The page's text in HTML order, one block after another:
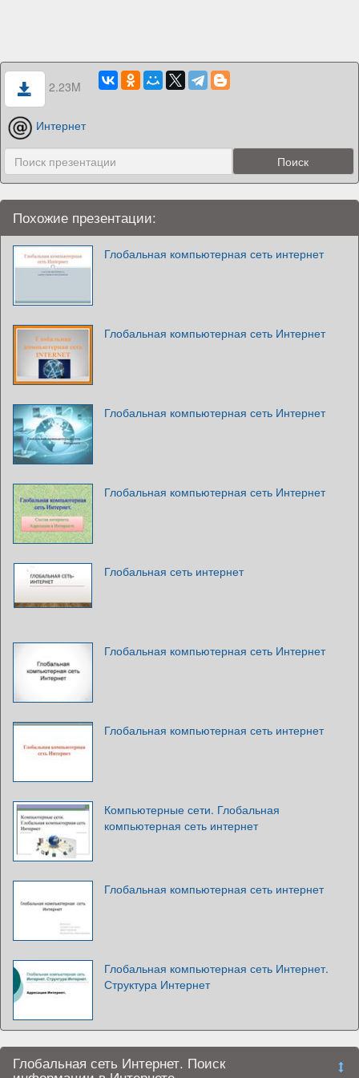
2.23M
Интернет
Похожие презентации:
Глобальная компьютерная сеть интернет
Глобальная компьютерная сеть Интернет
Глобальная компьютерная сеть Интернет
Глобальная компьютерная сеть Интернет
Глобальная сеть интернет
Глобальная компьютерная сеть Интернет
Глобальная компьютерная сеть интернет
Компьютерные сети. Глобальная
компьютерная сеть интернет
Глобальная компьютерная сеть интернет
Глобальная компьютерная сеть Интернет.
Структура Интернет
Глобальная сеть Интернет. Поиск